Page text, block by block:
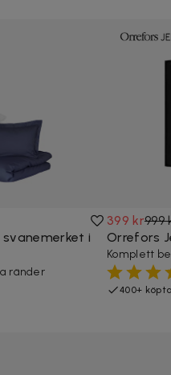
i
ränder
399 kr999
Orrefors
Komplett
400+